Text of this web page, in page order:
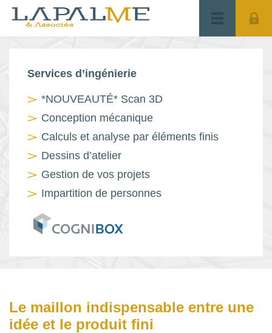
Accueil
Services
Réalisations
EN
Services d’ingénierie
*NOUVEAUTÉ* Scan 3D
Conception mécanique
Calculs et analyse par éléments finis
Dessins d’atelier
Gestion de vos projets
Impartition de personnes
Le maillon indispensable entre une
idée et le produit fini